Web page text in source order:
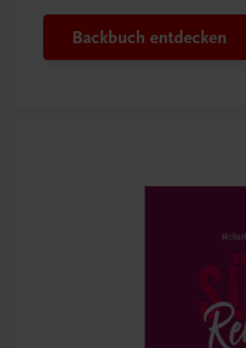
Backbuch entdecken